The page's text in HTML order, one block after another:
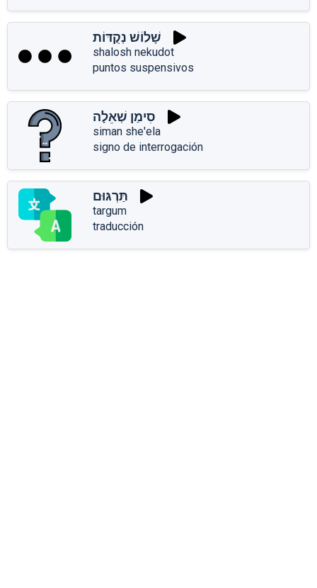
שָׁלוֹשׁ נְקֻדּוֹת
shalosh nekudot
puntos suspensivos
סִימַן שְׁאֵלָה
siman she'ela
signo de interrogación
תַּרְגּוּם
targum
traducción